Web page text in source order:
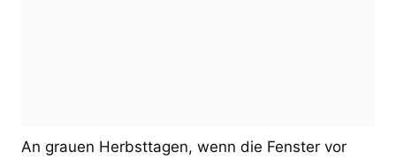
An grauen Herbsttagen, wenn die Fenster vor